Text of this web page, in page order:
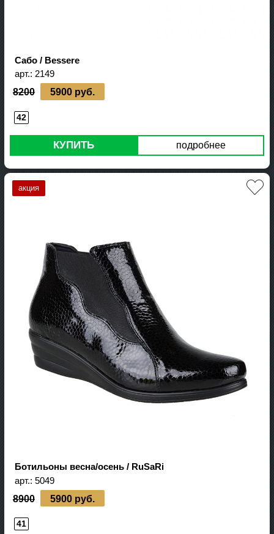
Сабо / Bessere
арт.: 2149
8200 5900 руб.
42
подробнее
КУПИТЬ
Ботильоны весна/осень / RuSaRi
арт.: 5049
8900 5900 руб.
41